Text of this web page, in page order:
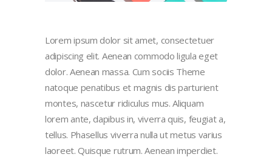
Lorem ipsum dolor sit amet, consectetuer
adipiscing elit. Aenean commodo ligula eget
dolor. Aenean massa. Cum sociis Theme
natoque penatibus et magnis dis parturient
montes, nascetur ridiculus mus. Aliquam
lorem ante, dapibus in, viverra quis, feugiat a,
tellus. Phasellus viverra nulla ut metus varius
laoreet. Quisque rutrum. Aenean imperdiet.